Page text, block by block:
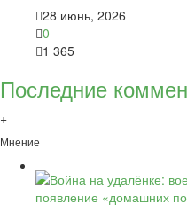
28 июнь, 2026
0
1 365
Последние
+
Мнение